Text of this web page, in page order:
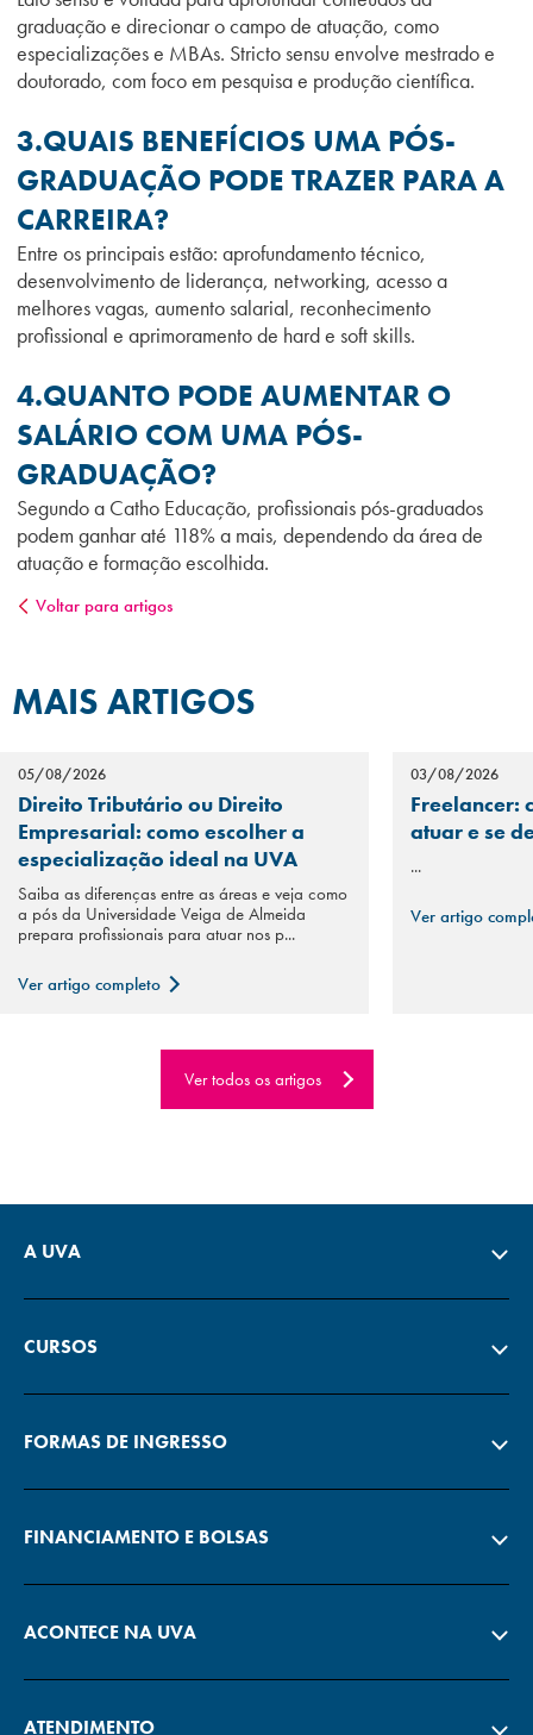
graduação e direcionar o campo de atuação, como
especializações e MBAs. Stricto sensu envolve mestrado e
doutorado, com foco em pesquisa e produção científica.
3.QUAIS BENEFÍCIOS UMA PÓS-
GRADUAÇÃO PODE TRAZER PARA A
CARREIRA?
Entre os principais estão: aprofundamento técnico,
desenvolvimento de liderança, networking, acesso a
melhores vagas, aumento salarial, reconhecimento
profissional e aprimoramento de hard e soft skills.
4.QUANTO PODE AUMENTAR O
SALÁRIO COM UMA PÓS-
GRADUAÇÃO?
Segundo a Catho Educação, profissionais pós-graduados
podem ganhar até 118% a mais, dependendo da área de
atuação e formação escolhida.
Voltar para artigos
MAIS ARTIGOS
05/08/2026
Direito Tributário ou Direito
Empresarial: como escolher a
especialização ideal na UVA
Saiba as diferenças entre as áreas e veja como
a pós da Universidade Veiga de Almeida
prepara profissionais para atuar nos p...
Ver artigo completo
03/08/2026
Freelancer:
atuar e se
...
Ver artigo
Ver todos os artigos
A UVA
CURSOS
FORMAS DE INGRESSO
FINANCIAMENTO E BOLSAS
ACONTECE NA UVA
ATENDIMENTO